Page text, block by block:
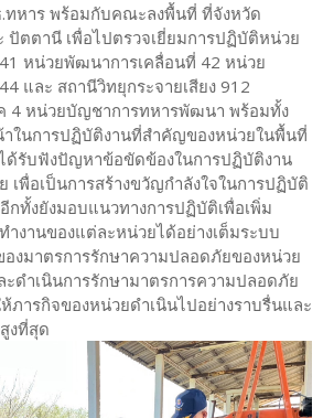
ทหาร พร้อมกับคณะลงพื้นที่ ที่จังหวัด
ปัตตานี เพื่อไปตรวจเยี่ยมการปฏิบัติหน่วย
หน่วยพัฒนาการเคลื่อนที่ 42 หน่วย
และ สถานีวิทยุกระจายเสียง 912
4 หน่วยบัญชาการทหารพัฒนา พร้อมทั้ง
ในการปฏิบัติงานที่สำคัญของหน่วยในพื้นที่
ด้รับฟังปัญหาข้อขัดข้องในการปฏิบัติงาน
พื่อเป็นการสร้างขวัญกำลังใจในการปฏิบัติ
กทั้งยังมอบแนวทางการปฏิบัติเพื่อเพิ่ม
ำงานของแต่ละหน่วยได้อย่างเต็มระบบ
องมาตรการรักษาความปลอดภัยของหน่วย
ะดำเนินการรักษามาตรการความปลอดภัย
ห้ภารกิจของหน่วยดำเนินไปอย่างราบรื่นและ
งที่สุด